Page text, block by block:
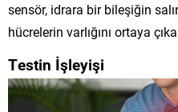
sensör, idrara bir bileşiğin
hücrelerin varlığını ortaya
Testin İşleyişi